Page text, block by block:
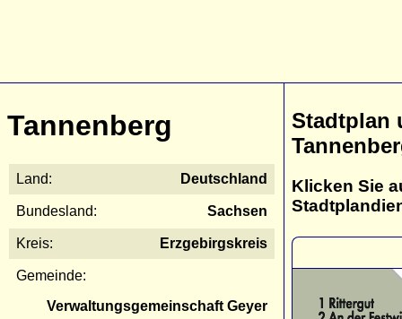
Tannenberg
Land: Deutschland
Bundesland: Sachsen
Kreis: Erzgebirgskreis
Gemeinde:
Verwaltungsgemeinschaft Geyer
Stadtplan
Klicken Sie